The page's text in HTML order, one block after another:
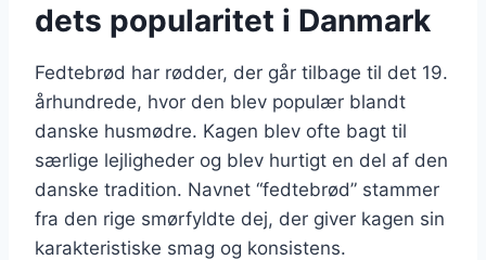
dets popularitet i Danmark
Fedtebrød har rødder, der går tilbage til det 19.
århundrede, hvor den blev populær blandt
danske husmødre. Kagen blev ofte bagt til
særlige lejligheder og blev hurtigt en del af den
danske tradition. Navnet “fedtebrød” stammer
fra den rige smørfyldte dej, der giver kagen sin
karakteristiske smag og konsistens.